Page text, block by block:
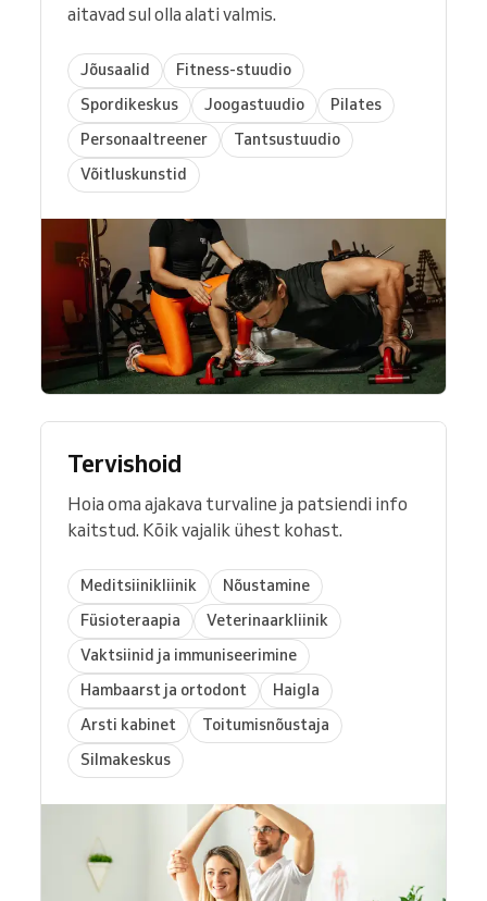
aitavad sul olla alati valmis.
Jõusaalid
Fitness-stuudio
Spordikeskus
Joogastuudio
Pilates
Personaaltreener
Tantsustuudio
Võitluskunstid
Tervishoid
Hoia oma ajakava turvaline ja patsiendi info
kaitstud. Kõik vajalik ühest kohast.
Meditsiinikliinik
Nõustamine
Füsioteraapia
Veterinaarkliinik
Vaktsiinid ja immuniseerimine
Hambaarst ja ortodont
Haigla
Arsti kabinet
Toitumisnõustaja
Silmakeskus